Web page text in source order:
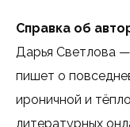
Справка об
Дарья Светлова
пишет о
ироничной и
литературных